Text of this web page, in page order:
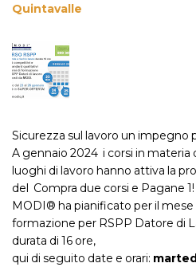
Quintavalle
Sicurezza sul lavoro un impegno
A gennaio 2024 i corsi in materia
luoghi di lavoro hanno attiva la
del Compra due corsi e Pagane 1!
MODI® ha pianificato per il mese
formazione per RSPP Datore di
durata di 16 ore,
qui di seguito date e orari: